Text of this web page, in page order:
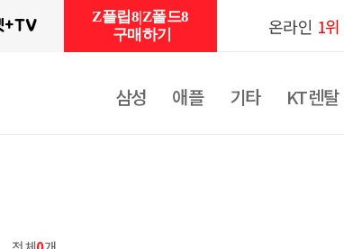
온라인 1위
삼성 애플 기타 KT렌탈
Z플립8|Z폴드8
구매하기